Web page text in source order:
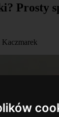
Prosty